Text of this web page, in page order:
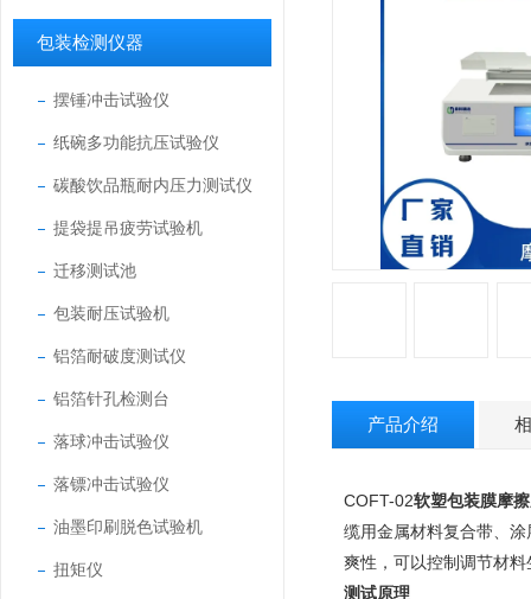
包装检测仪器
摆锤冲击试验仪
纸碗多功能抗压试验仪
碳酸饮品瓶耐内压力测试仪
提袋提吊疲劳试验机
迁移测试池
包装耐压试验机
铝箔耐破度测试仪
铝箔针孔检测台
落球冲击试验仪
落镖冲击试验仪
油墨印刷脱色试验机
扭矩仪
产品介绍
COFT-02软塑包装膜摩
缆用金属材料复合带、
爽性，可以控制调节材
测试原理